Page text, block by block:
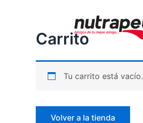
Carrito
Tu carrito está vacío.
Volver a la tienda